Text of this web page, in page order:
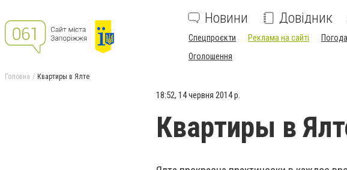
Новини Довідник
Спецпроєкти Реклама на сайті Погода
Оголошення
Головна Квартиры в Ялте
18:52, 14 червня 2014 р.
Квартиры в